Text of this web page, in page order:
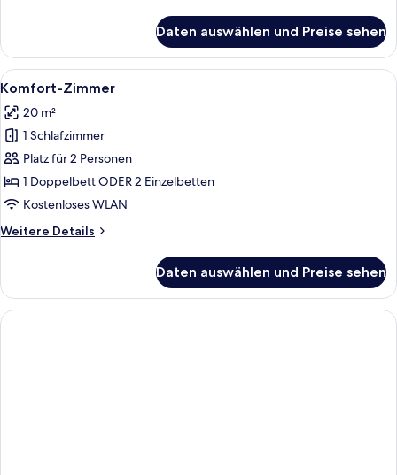
Double
Room
Daten auswählen und Preise sehen
Alle
Fotos
für
Komfort-
Zimmer
anzeigen
Ein Hotelzimmer mit einem großen
10
Komfort-Zimmer
20 m²
1 Schlafzimmer
Platz für 2 Personen
1 Doppelbett ODER 2 Einzelbetten
Kostenloses WLAN
Weitere Details
Weitere
Zimmer
Daten auswählen und Preise sehen